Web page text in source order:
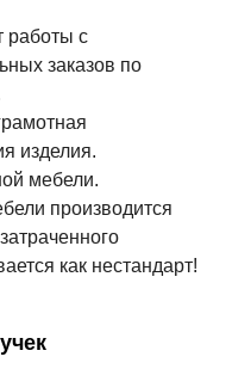
работы с
заказов по
изделия.
мебели.
производится
как нестандарт!